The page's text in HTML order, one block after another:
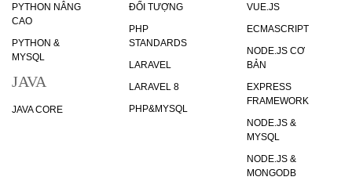
PYTHON NÂNG
CAO
PYTHON &
MYSQL
JAVA
JAVA CORE
ĐỐI TƯỢNG
PHP
STANDARDS
LARAVEL
LARAVEL 8
PHP&MYSQL
VUE.JS
ECMASCRIPT
NODE.JS CƠ
BẢN
EXPRESS
FRAMEWORK
NODE.JS &
MYSQL
NODE.JS &
MONGODB